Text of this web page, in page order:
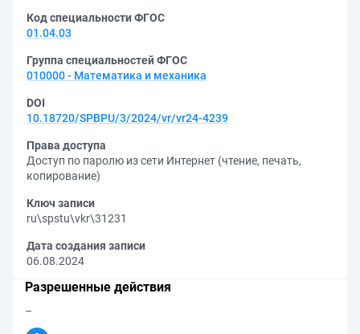
Код специальности ФГОС
01.04.03
Группа специальностей ФГОС
010000 - Математика и механика
DOI
10.18720/SPBPU/3/2024/vr/vr24-4239
Права доступа
Доступ по паролю из сети Интернет (чтение, печать,
копирование)
Ключ записи
ru\spstu\vkr\31231
Дата создания записи
06.08.2024
Разрешенные действия
–